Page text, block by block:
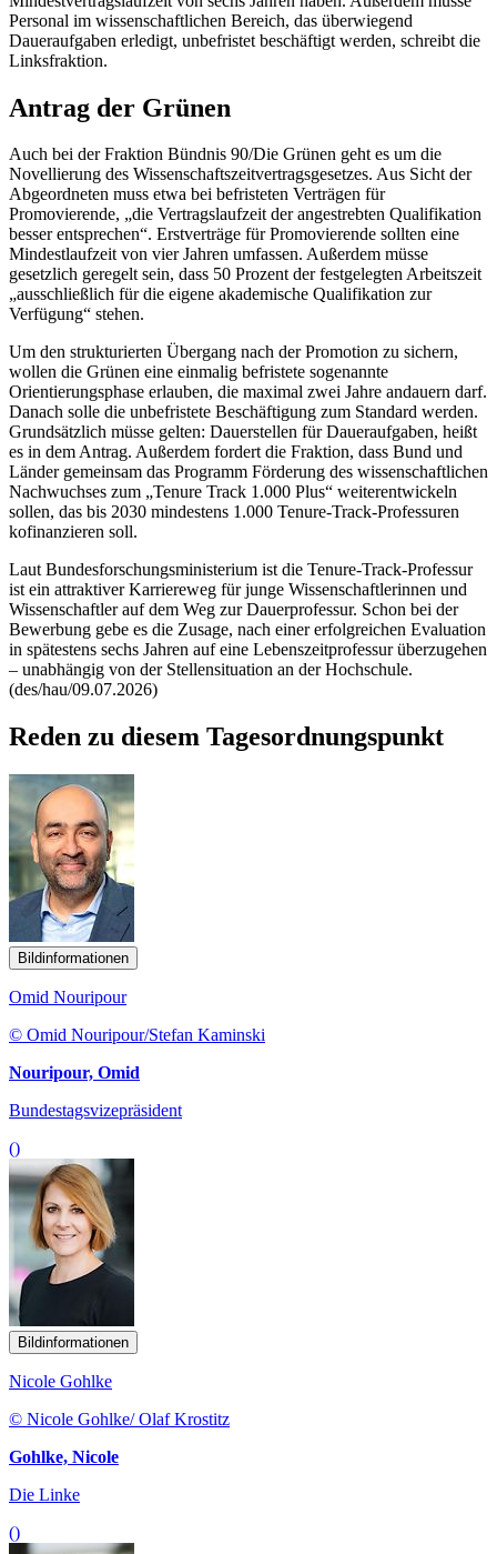
Personal im wissenschaftlichen Bereich, das überwiegend
Daueraufgaben erledigt, unbefristet beschäftigt werden, schreibt die
Linksfraktion.
Antrag der Grünen
Auch bei der Fraktion Bündnis 90/Die Grünen geht es um die
Novellierung des Wissenschaftszeitvertragsgesetzes. Aus Sicht der
Abgeordneten muss etwa bei befristeten Verträgen für
Promovierende, „die Vertragslaufzeit der angestrebten Qualifikation
besser entsprechen“. Erstverträge für Promovierende sollten eine
Mindestlaufzeit von vier Jahren umfassen. Außerdem müsse
gesetzlich geregelt sein, dass 50 Prozent der festgelegten Arbeitszeit
„ausschließlich für die eigene akademische Qualifikation zur
Verfügung“ stehen.
Um den strukturierten Übergang nach der Promotion zu sichern,
wollen die Grünen eine einmalig befristete sogenannte
Orientierungsphase erlauben, die maximal zwei Jahre andauern darf.
Danach solle die unbefristete Beschäftigung zum Standard werden.
Grundsätzlich müsse gelten: Dauerstellen für Daueraufgaben, heißt
es in dem Antrag. Außerdem fordert die Fraktion, dass Bund und
Länder gemeinsam das Programm Förderung des wissenschaftlichen
Nachwuchses zum „Tenure Track 1.000 Plus“ weiterentwickeln
sollen, das bis 2030 mindestens 1.000 Tenure-Track-Professuren
kofinanzieren soll.
Laut Bundesforschungsministerium ist die Tenure-Track-Professur
ist ein attraktiver Karriereweg für junge Wissenschaftlerinnen und
Wissenschaftler auf dem Weg zur Dauerprofessur. Schon bei der
Bewerbung gebe es die Zusage, nach einer erfolgreichen Evaluation
in spätestens sechs Jahren auf eine Lebenszeitprofessur überzugehen
– unabhängig von der Stellensituation an der Hochschule.
(des/hau/09.07.2026)
Reden zu diesem Tagesordnungspunkt
Bildinformationen
Omid Nouripour
© Omid Nouripour/Stefan Kaminski
Nouripour, Omid
Bundestagsvizepräsident
()
Bildinformationen
Nicole Gohlke
© Nicole Gohlke/ Olaf Krostitz
Gohlke, Nicole
Die Linke
()